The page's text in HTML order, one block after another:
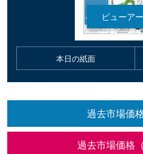
本日の紙面
過去市場価
過去市場価格